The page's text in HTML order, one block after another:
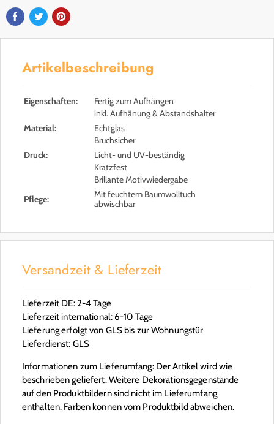
Artikelbeschreibung
Eigenschaften:
Fertig zum Aufhängen
inkl. Aufhänung & Abstandshalter
Material:
Echtglas
Bruchsicher
Druck:
Licht- und UV-beständig
Kratzfest
Brillante Motivwiedergabe
Pflege:
Mit feuchtem Baumwolltuch
abwischbar
Versandzeit & Lieferzeit
Lieferzeit DE: 2-4 Tage
Lieferzeit international: 6-10 Tage
Lieferung erfolgt von GLS bis zur Wohnungstür
Lieferdienst: GLS
Informationen zum Lieferumfang: Der Artikel wird wie
beschrieben geliefert. Weitere Dekorationsgegenstände
auf den Produktbildern sind nicht im Lieferumfang
enthalten. Farben können vom Produktbild abweichen.